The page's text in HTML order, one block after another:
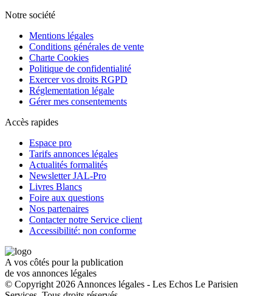
Notre société
Mentions légales
Conditions générales de vente
Charte Cookies
Politique de confidentialité
Exercer vos droits RGPD
Réglementation légale
Gérer mes consentements
Accès rapides
Espace pro
Tarifs annonces légales
Actualités formalités
Newsletter JAL-Pro
Livres Blancs
Foire aux questions
Nos partenaires
Contacter notre Service client
Accessibilité: non conforme
A vos côtés pour la publication
de vos annonces légales
© Copyright 2026 Annonces légales - Les Echos Le Parisien